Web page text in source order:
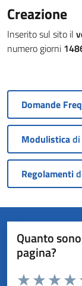
Creazione
Inserito sul sito il
numero giorni
Domande
Modulistica
Regolamenti
Quanto
pagina?
Valuta da 1 a 5